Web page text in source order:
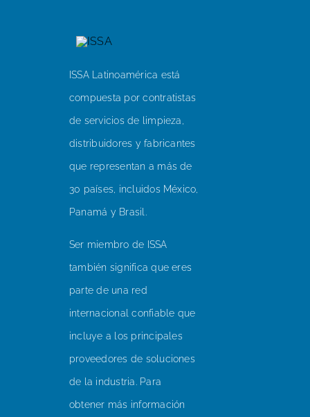
ISSA Latinoamérica está
compuesta por contratistas
de servicios de limpieza,
distribuidores y fabricantes
que representan a más de
30 países, incluidos México,
Panamá y Brasil.
Ser miembro de ISSA
también significa que eres
parte de una red
internacional confiable que
incluye a los principales
proveedores de soluciones
de la industria. Para
obtener más información